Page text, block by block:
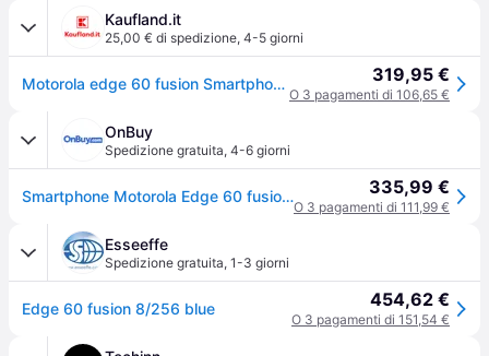
Kaufland.it
25,00 € di spedizione, 4-5 giorni
Motorola edge 60 fusion Smartphone 16,9 cm 6.67 pollici Doppia SIM Android 15 5G USB tipo-C 8 GB 256 GB 5200 mAh Turchese 319,95 €
O 3 pagamenti di 106,65 €
OnBuy
Spedizione gratuita, 4-6 giorni
Smartphone Motorola Edge 60 fusion 8 256 Amazonite 335,99 €
O 3 pagamenti di 111,99 €
Esseeffe
Spedizione gratuita, 1-3 giorni
Edge 60 fusion 8/256 blue 454,62 €
O 3 pagamenti di 151,54 €